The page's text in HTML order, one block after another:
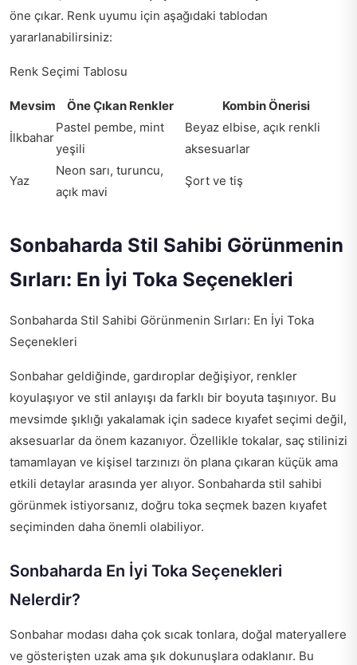
öne çıkar. Renk uyumu için aşağıdaki tablodan
yararlanabilirsiniz:
Renk Seçimi Tablosu
Mevsim Öne Çıkan Renkler Kombin Önerisi
İlkbahar
Pastel pembe, mint
yeşili
Beyaz elbise, açık renkli
aksesuarlar
Yaz
Neon sarı, turuncu,
açık mavi
Şort ve tiş
Sonbaharda Stil Sahibi Görünmenin
Sırları: En İyi Toka Seçenekleri
Sonbaharda Stil Sahibi Görünmenin Sırları: En İyi Toka
Seçenekleri
Sonbahar geldiğinde, gardıroplar değişiyor, renkler
koyulaşıyor ve stil anlayışı da farklı bir boyuta taşınıyor. Bu
mevsimde şıklığı yakalamak için sadece kıyafet seçimi değil,
aksesuarlar da önem kazanıyor. Özellikle tokalar, saç stilinizi
tamamlayan ve kişisel tarzınızı ön plana çıkaran küçük ama
etkili detaylar arasında yer alıyor. Sonbaharda stil sahibi
görünmek istiyorsanız, doğru toka seçmek bazen kıyafet
seçiminden daha önemli olabiliyor.
Sonbaharda En İyi Toka Seçenekleri
Nelerdir?
Sonbahar modası daha çok sıcak tonlara, doğal materyallere
ve gösterişten uzak ama şık dokunuşlara odaklanır. Bu